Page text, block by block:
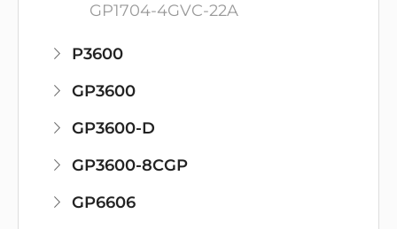
GP1704-4GVC-22A
P3600
GP3600
GP3600-D
GP3600-8CGP
GP6606